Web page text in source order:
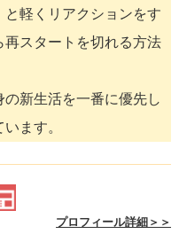
軽くリアクションをす
再スタートを切れる方法
新生活を一番に優先し
ます。
プロフィール詳細＞＞